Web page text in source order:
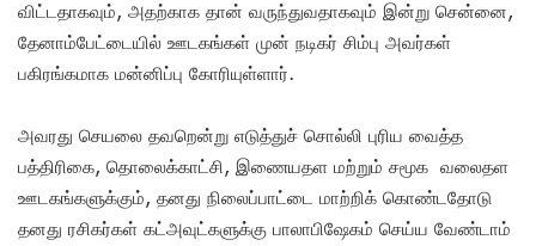
விட்டதாகவும், அதற்காக தான் வருந்துவதாகவும் இன்று சென்னை,
தேனாம்பேட்டையில் ஊடகங்கள் முன் நடிகர் சிம்பு அவர்கள்
பகிரங்கமாக மன்னிப்பு கோரியுள்ளார்.
அவரது செயலை தவறென்று எடுத்துச் சொல்லி புரிய வைத்த
பத்திரிகை, தொலைக்காட்சி, இணையதள மற்றும் சமூக வலைதள
ஊடகங்களுக்கும், தனது நிலைப்பாட்டை மாற்றிக் கொண்டதோடு
தனது ரசிகர்கள் கட்அவுட்களுக்கு பாலாபிஷேகம் செய்ய வேண்டாம்